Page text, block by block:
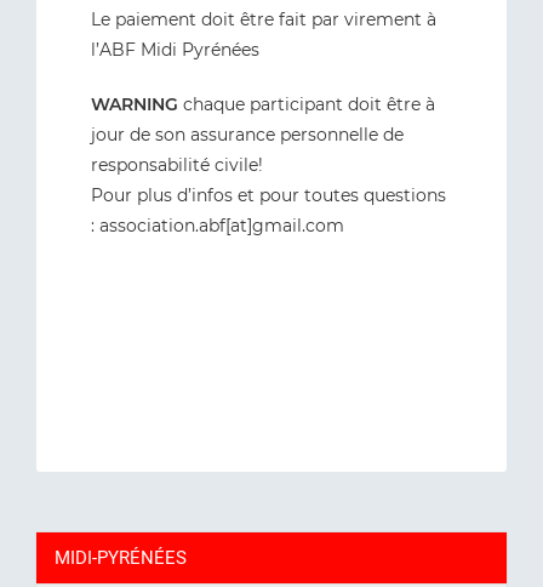
Le paiement doit être fait par virement à
l’ABF Midi Pyrénées
WARNING chaque participant doit être à
jour de son assurance personnelle de
responsabilité civile!
Pour plus d’infos et pour toutes questions
: association.abf[at]gmail.com
MIDI-PYRÉNÉES